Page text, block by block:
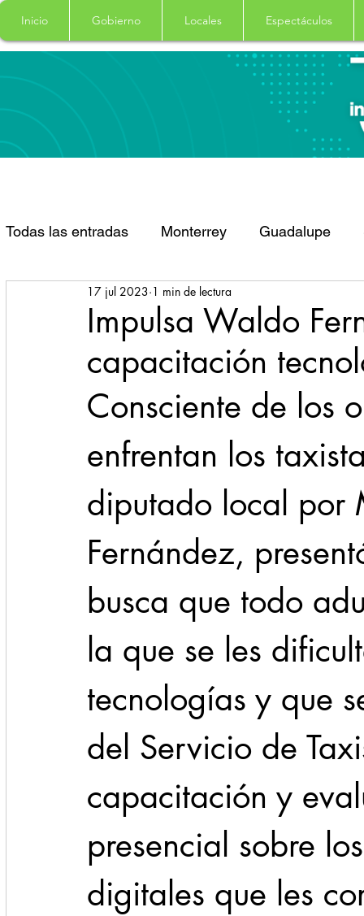
Inicio Gobierno Locales Espectáculos
Todas las entradas Monterrey Guadalupe
Santa Catarina San Pedro Garza Garcia
Espectaculos Clima Principal Salud
Seguridad 1 enero 31abr
Impulsa Waldo
capacitación
17 jul 2023 1 min de lectura
Consciente de los
enfrentan los
diputado local
Fernández,
busca que todo
la que se les
tecnologías y que
del Servicio de
capacitación y
presencial sobre
digitales que les